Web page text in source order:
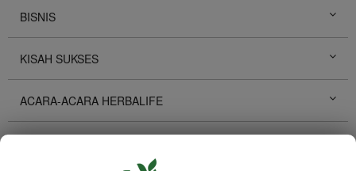
BISNIS
KISAH SUKSES
ACARA-ACARA HERBALIFE